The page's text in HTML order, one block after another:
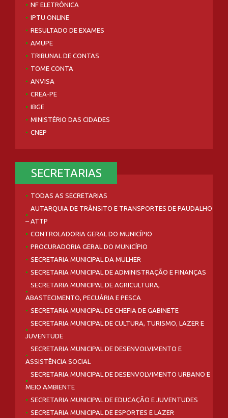
NF ELETRÔNICA
IPTU ONLINE
RESULTADO DE EXAMES
AMUPE
TRIBUNAL DE CONTAS
TOME CONTA
ANVISA
CREA-PE
IBGE
MINISTÉRIO DAS CIDADES
CNEP
SECRETARIAS
TODAS AS SECRETARIAS
AUTARQUIA DE TRÂNSITO E TRANSPORTES DE PAUDALHO
– ATTP
CONTROLADORIA GERAL DO MUNICÍPIO
PROCURADORIA GERAL DO MUNICÍPIO
SECRETARIA MUNICIPAL DA MULHER
SECRETARIA MUNICIPAL DE ADMINISTRAÇÃO E FINANÇAS
SECRETARIA MUNICIPAL DE AGRICULTURA,
ABASTECIMENTO, PECUÁRIA E PESCA
SECRETARIA MUNICIPAL DE CHEFIA DE GABINETE
SECRETARIA MUNICIPAL DE CULTURA, TURISMO, LAZER E
JUVENTUDE
SECRETARIA MUNICIPAL DE DESENVOLVIMENTO E
ASSISTÊNCIA SOCIAL
SECRETARIA MUNICIPAL DE DESENVOLVIMENTO URBANO E
MEIO AMBIENTE
SECRETARIA MUNICIPAL DE EDUCAÇÃO E JUVENTUDES
SECRETARIA MUNICIPAL DE ESPORTES E LAZER